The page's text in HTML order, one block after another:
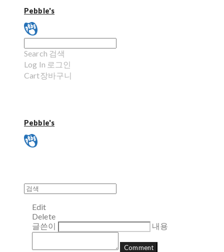
Pebble's
Search 검색
Log In 로그인
Cart장바구니
Pebble's
Edit
Delete
글쓴이
내용
Comment